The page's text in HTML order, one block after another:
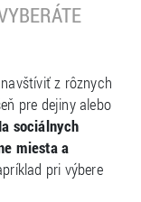
z rôznych
pre dejiny alebo
sociálnych
miesta a
pri výbere